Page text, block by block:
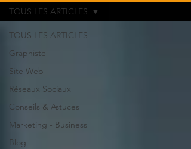
TOUS LES ARTICLES
Graphiste
Site Web
Réseaux Sociaux
Conseils & Astuces
Marketing - Business
Blog
TOUS LES ARTICLES